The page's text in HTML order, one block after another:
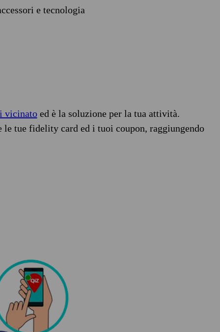
e tecnologia
vicinatoed è la soluzione per la tua attività.
tue fidelity card ed i tuoi coupon, raggiungendo